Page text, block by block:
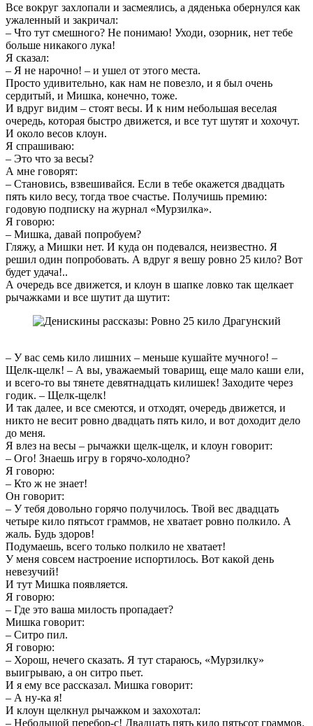
Все вокруг захлопали и засмеялись, а дяденька обернулся как
ужаленный и закричал:
– Что тут смешного? Не понимаю! Уходи, озорник, нет тебе
больше никакого лука!
Я сказал:
– Я не нарочно! – и ушел от этого места.
Просто удивительно, как нам не повезло, и я был очень
сердитый, и Мишка, конечно, тоже.
И вдруг видим – стоят весы. И к ним небольшая веселая
очередь, которая быстро движется, и все тут шутят и хохочут.
И около весов клоун.
Я спрашиваю:
– Это что за весы?
А мне говорят:
– Становись, взвешивайся. Если в тебе окажется двадцать
пять кило весу, тогда твое счастье. Получишь премию:
годовую подписку на журнал «Мурзилка».
Я говорю:
– Мишка, давай попробуем?
Гляжу, а Мишки нет. И куда он подевался, неизвестно. Я
решил один попробовать. А вдруг я вешу ровно 25 кило? Вот
будет удача!..
А очередь все движется, и клоун в шапке ловко так щелкает
рычажками и все шутит да шутит:
– У вас семь кило лишних – меньше кушайте мучного! –
Щелк-щелк! – А вы, уважаемый товарищ, еще мало каши ели,
и всего-то вы тянете девятнадцать килишек! Заходите через
годик. – Щелк-щелк!
И так далее, и все смеются, и отходят, очередь движется, и
никто не весит ровно двадцать пять кило, и вот доходит дело
до меня.
Я влез на весы – рычажки щелк-щелк, и клоун говорит:
– Ого! Знаешь игру в горячо-холодно?
Я говорю:
– Кто ж не знает!
Он говорит:
– У тебя довольно горячо получилось. Твой вес двадцать
четыре кило пятьсот граммов, не хватает ровно полкило. А
жаль. Будь здоров!
Подумаешь, всего только полкило не хватает!
У меня совсем настроение испортилось. Вот какой день
невезучий!
И тут Мишка появляется.
Я говорю:
– Где это ваша милость пропадает?
Мишка говорит:
– Ситро пил.
Я говорю:
– Хорош, нечего сказать. Я тут стараюсь, «Мурзилку»
выигрываю, а он ситро пьет.
И я ему все рассказал. Мишка говорит:
– А ну-ка я!
И клоун щелкнул рычажком и захохотал:
– Небольшой перебор-с! Двадцать пять кило пятьсот граммов.